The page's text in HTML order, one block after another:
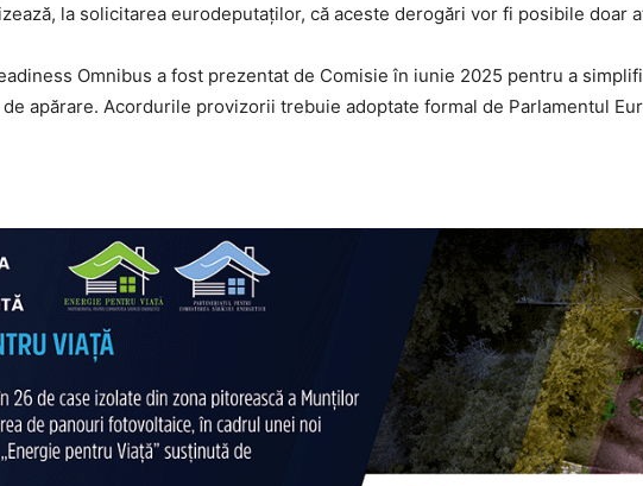
la solicitarea eurodeputaților, că aceste derogări vor fi posibile doar
Omnibus a fost prezentat de Comisie în iunie 2025 pentru a
apărare. Acordurile provizorii trebuie adoptate formal de Parlamentul